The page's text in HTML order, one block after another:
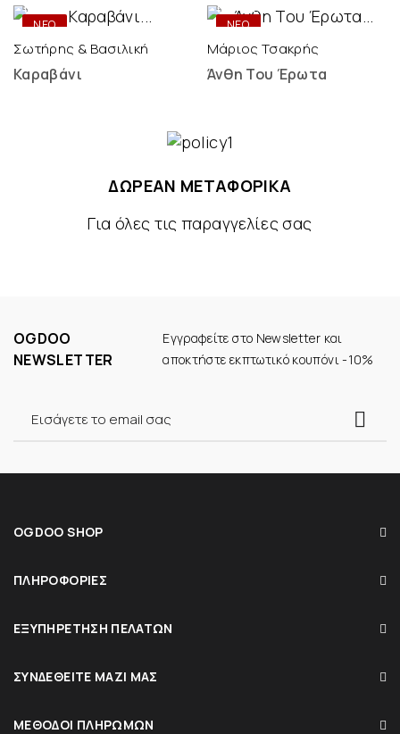
ΝΕΟ
DIGITAL
Σωτήρης & Βασιλική
Καραβάνι
ΝΕΟ
DIGITAL
Μάριος Τσακρής
Άνθη Του Έρωτα
ΔΩΡΕΑΝ ΜΕΤΑΦΟΡΙΚΑ
Για όλες τις παραγγελίες σας
OGDOO
NEWSLETTER
Εγγραφείτε στο Newsletter και
αποκτήστε εκπτωτικό κουπόνι -10%
OGDOO SHOP
ΠΛΗΡΟΦΟΡΊΕΣ
ΕΞΥΠΗΡΈΤΗΣΗ ΠΕΛΑΤΏΝ
ΣΥΝΔΕΘΕΊΤΕ ΜΑΖΊ ΜΑΣ
ΜΈΘΟΔΟΙ ΠΛΗΡΩΜΏΝ